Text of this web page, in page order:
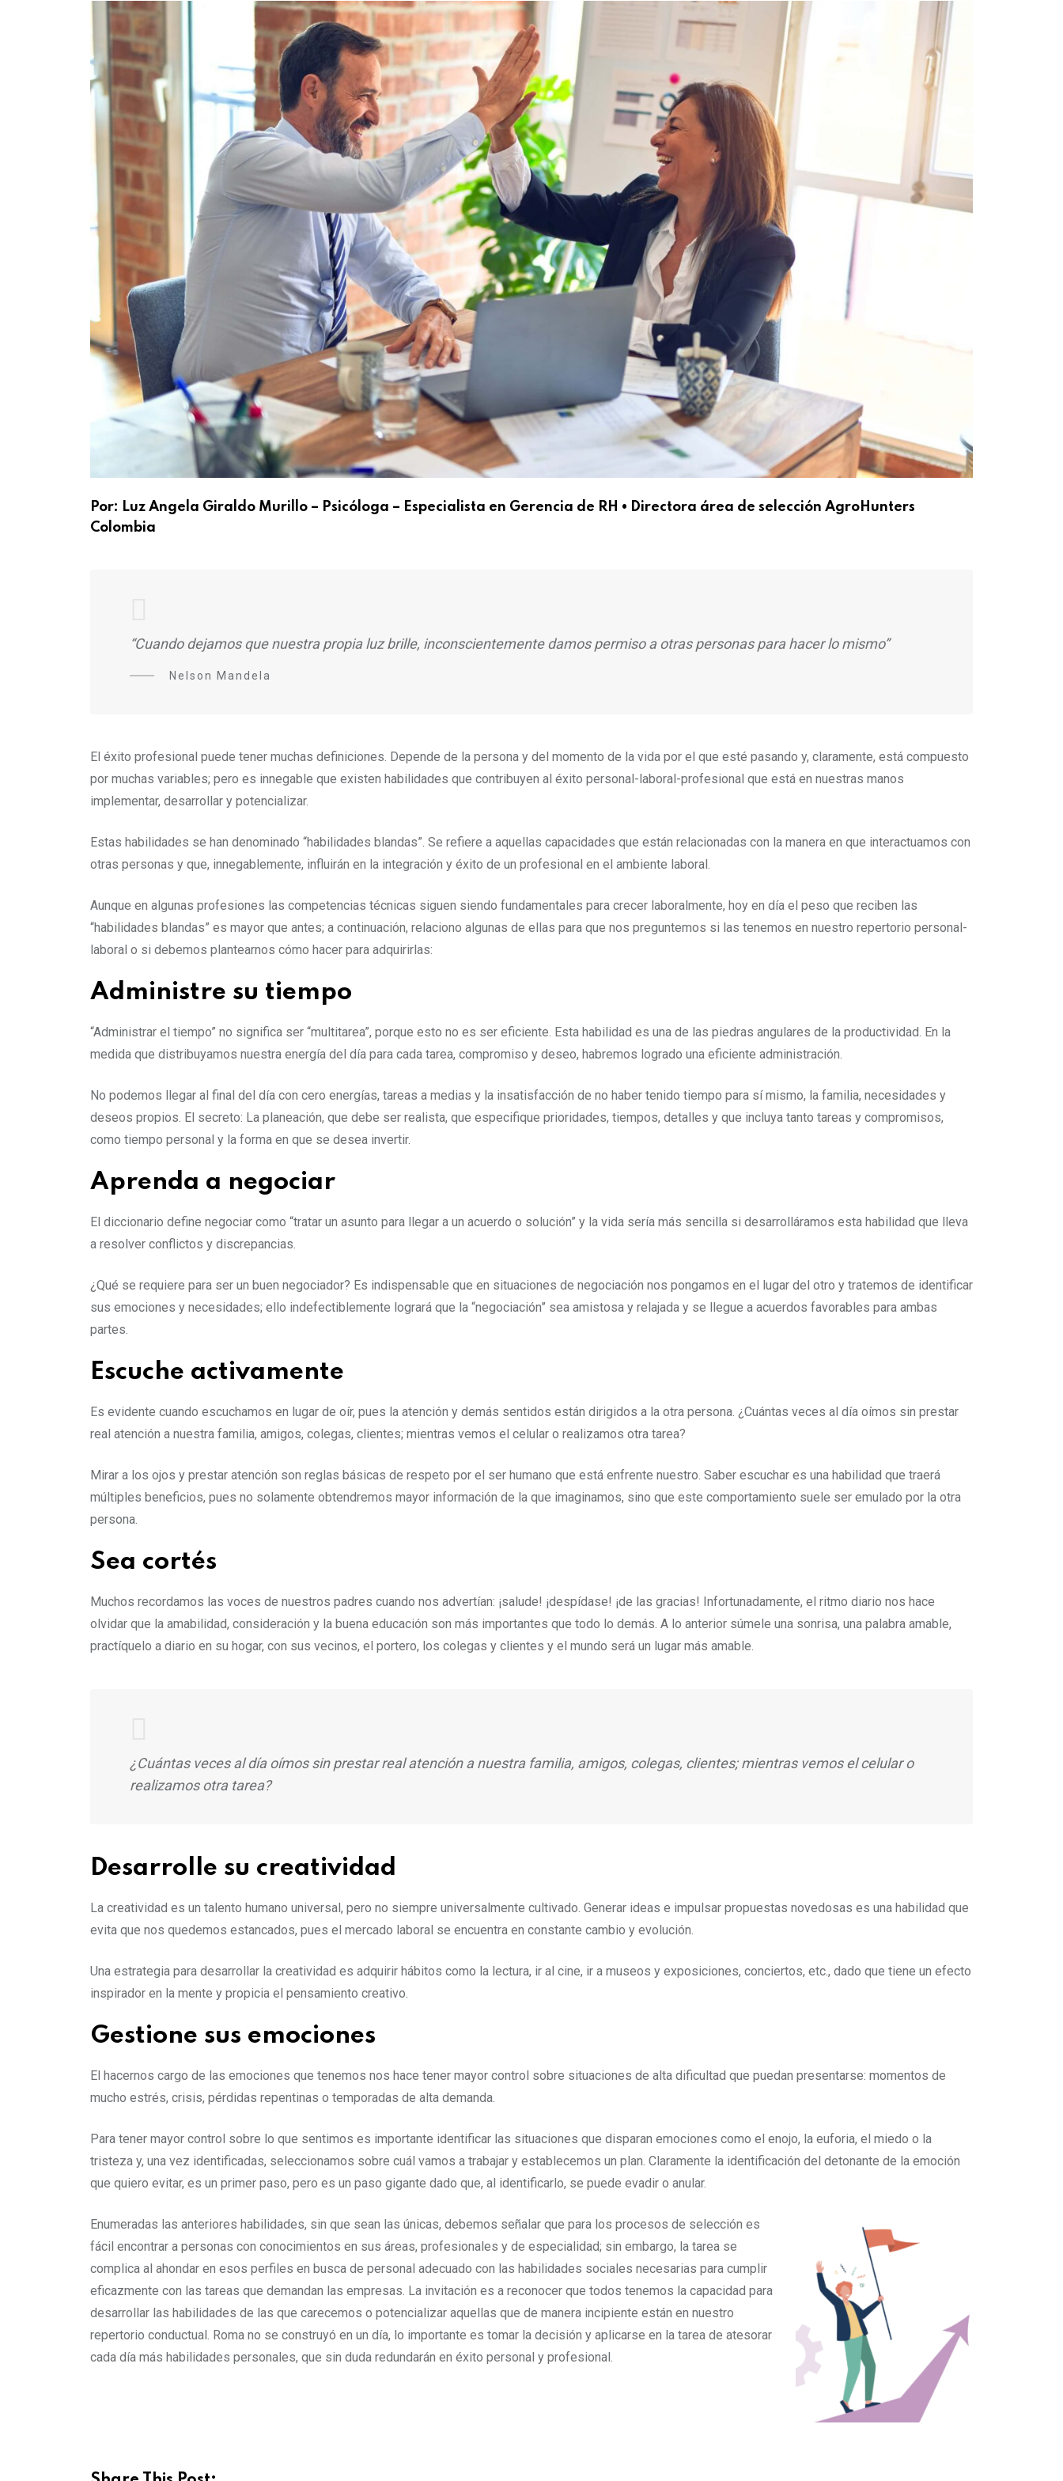
Email
Por: Luz Angela Giraldo Murillo – Psicóloga – Especialista en Gerencia de RH • Directora área de selección AgroHunters
Colombia
“Cuando dejamos que nuestra propia luz brille, inconscientemente damos permiso a otras personas para hacer lo mismo”
Nelson Mandela
El éxito profesional puede tener muchas definiciones. Depende de la persona y del momento de la vida por el que esté pasando y, claramente, está compuesto
por muchas variables; pero es innegable que existen habilidades que contribuyen al éxito personal-laboral-profesional que está en nuestras manos
implementar, desarrollar y potencializar.
Estas habilidades se han denominado “habilidades blandas”. Se refiere a aquellas capacidades que están relacionadas con la manera en que interactuamos con
otras personas y que, innegablemente, influirán en la integración y éxito de un profesional en el ambiente laboral.
Aunque en algunas profesiones las competencias técnicas siguen siendo fundamentales para crecer laboralmente, hoy en día el peso que reciben las
“habilidades blandas” es mayor que antes; a continuación, relaciono algunas de ellas para que nos preguntemos si las tenemos en nuestro repertorio personal-
laboral o si debemos plantearnos cómo hacer para adquirirlas:
Administre su tiempo
“Administrar el tiempo” no significa ser “multitarea”, porque esto no es ser eficiente. Esta habilidad es una de las piedras angulares de la productividad. En la
medida que distribuyamos nuestra energía del día para cada tarea, compromiso y deseo, habremos logrado una eficiente administración.
No podemos llegar al final del día con cero energías, tareas a medias y la insatisfacción de no haber tenido tiempo para sí mismo, la familia, necesidades y
deseos propios. El secreto: La planeación, que debe ser realista, que especifique prioridades, tiempos, detalles y que incluya tanto tareas y compromisos,
como tiempo personal y la forma en que se desea invertir.
Aprenda a negociar
El diccionario define negociar como “tratar un asunto para llegar a un acuerdo o solución” y la vida sería más sencilla si desarrolláramos esta habilidad que lleva
a resolver conflictos y discrepancias.
¿Qué se requiere para ser un buen negociador? Es indispensable que en situaciones de negociación nos pongamos en el lugar del otro y tratemos de identificar
sus emociones y necesidades; ello indefectiblemente logrará que la “negociación” sea amistosa y relajada y se llegue a acuerdos favorables para ambas
partes.
Escuche activamente
Es evidente cuando escuchamos en lugar de oír, pues la atención y demás sentidos están dirigidos a la otra persona. ¿Cuántas veces al día oímos sin prestar
real atención a nuestra familia, amigos, colegas, clientes; mientras vemos el celular o realizamos otra tarea?
Mirar a los ojos y prestar atención son reglas básicas de respeto por el ser humano que está enfrente nuestro. Saber escuchar es una habilidad que traerá
múltiples beneficios, pues no solamente obtendremos mayor información de la que imaginamos, sino que este comportamiento suele ser emulado por la otra
persona.
Sea cortés
Muchos recordamos las voces de nuestros padres cuando nos advertían: ¡salude! ¡despídase! ¡de las gracias! Infortunadamente, el ritmo diario nos hace
olvidar que la amabilidad, consideración y la buena educación son más importantes que todo lo demás. A lo anterior súmele una sonrisa, una palabra amable,
practíquelo a diario en su hogar, con sus vecinos, el portero, los colegas y clientes y el mundo será un lugar más amable.
¿Cuántas veces al día oímos sin prestar real atención a nuestra familia, amigos, colegas, clientes; mientras vemos el celular o
realizamos otra tarea?
Desarrolle su creatividad
La creatividad es un talento humano universal, pero no siempre universalmente cultivado. Generar ideas e impulsar propuestas novedosas es una habilidad que
evita que nos quedemos estancados, pues el mercado laboral se encuentra en constante cambio y evolución.
Una estrategia para desarrollar la creatividad es adquirir hábitos como la lectura, ir al cine, ir a museos y exposiciones, conciertos, etc., dado que tiene un efecto
inspirador en la mente y propicia el pensamiento creativo.
Gestione sus emociones
El hacernos cargo de las emociones que tenemos nos hace tener mayor control sobre situaciones de alta dificultad que puedan presentarse: momentos de
mucho estrés, crisis, pérdidas repentinas o temporadas de alta demanda.
Para tener mayor control sobre lo que sentimos es importante identificar las situaciones que disparan emociones como el enojo, la euforia, el miedo o la
tristeza y, una vez identificadas, seleccionamos sobre cuál vamos a trabajar y establecemos un plan. Claramente la identificación del detonante de la emoción
que quiero evitar, es un primer paso, pero es un paso gigante dado que, al identificarlo, se puede evadir o anular.
Enumeradas las anteriores habilidades, sin que sean las únicas, debemos señalar que para los procesos de selección es
fácil encontrar a personas con conocimientos en sus áreas, profesionales y de especialidad; sin embargo, la tarea se
complica al ahondar en esos perfiles en busca de personal adecuado con las habilidades sociales necesarias para cumplir
eficazmente con las tareas que demandan las empresas. La invitación es a reconocer que todos tenemos la capacidad para
desarrollar las habilidades de las que carecemos o potencializar aquellas que de manera incipiente están en nuestro
repertorio conductual. Roma no se construyó en un día, lo importante es tomar la decisión y aplicarse en la tarea de atesorar
cada día más habilidades personales, que sin duda redundarán en éxito personal y profesional.